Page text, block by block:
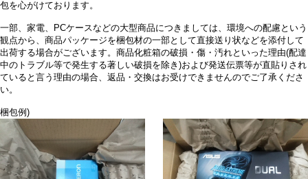
包を心がけております。
一部、家電、PCケースなどの大型商品につきましては、環境への配慮という
観点から、商品パッケージを梱包材の一部として直接送り状などを添付して
出荷する場合がございます。商品化粧箱の破損・傷・汚れといった理由(配達
中のトラブル等で発生する著しい破損を除き)および発送伝票等が直貼りされ
ていると言う理由の場合、返品・交換はお受けできませんのでご了承くださ
い。
梱包例)